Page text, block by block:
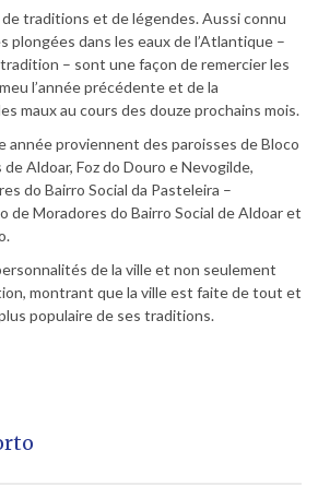
traditions et de légendes. Aussi connu
plongées dans les eaux de l’Atlantique –
– sont une façon de remercier les
l’année précédente et de la
maux au cours des douze prochains mois.
année proviennent des paroisses de Bloco
Aldoar, Foz do Douro e Nevogilde,
do Bairro Social da Pasteleira –
de Moradores do Bairro Social de Aldoar et
de la ville et non seulement
montrant que la ville est faite de tout et
populaire de ses traditions.